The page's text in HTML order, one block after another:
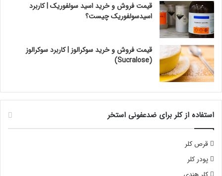
قیمت فروش و خرید اسید سولفوریک | کاربرد
اسیدسولفوریک چیست؟
قیمت فروش و خرید سوکرالوز | کاربرد سوکرالوز
(Sucralose)
استفاده از کلر برای ضدعفونی استخر
قرص کلر
پودر کلر